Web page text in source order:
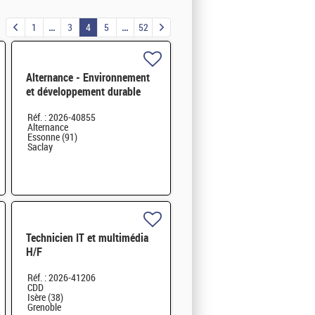
1 3 4 5 52
Alternance - Environnement
et développement durable
Réf. : 2026-40855
Alternance
Essonne (91)
Saclay
Technicien IT et multimédia
H/F
Réf. : 2026-41206
CDD
Isère (38)
Grenoble